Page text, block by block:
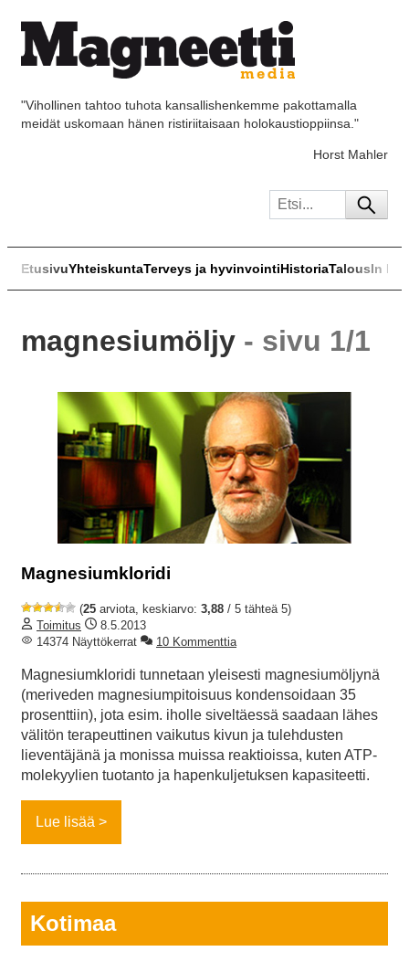
"Vihollinen tahtoo tuhota kansallishenkemme pakottamalla
meidät uskomaan hänen ristiriitaisaan holokaustioppiinsa."
Horst Mahler
EtusivuYhteiskuntaTerveys ja hyvinvointiHistoriaTalousIn
magnesiumöljy - sivu 1/1
Magnesiumkloridi
(25 arviota, keskiarvo: 3,88 / 5 tähteä 5)
Toimitus
8.5.2013
14374 Näyttökerrat
10 Kommenttia
Magnesiumkloridi tunnetaan yleisesti magnesiumöljynä
(meriveden magnesiumpitoisuus kondensoidaan 35
prosenttiin), jota esim. iholle siveltäessä saadaan lähes
välitön terapeuttinen vaikutus kivun ja tulehdusten
lieventäjänä ja monissa muissa reaktioissa, kuten ATP-
molekyylien tuotanto ja hapenkuljetuksen kapasiteetti.
Lue lisää
Kotimaa